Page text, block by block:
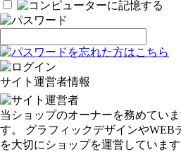
サイト運営者情報
当ショップのオーナーを務めてい
す。 グラフィックデザインやWEB
を大切にショップを運営しています